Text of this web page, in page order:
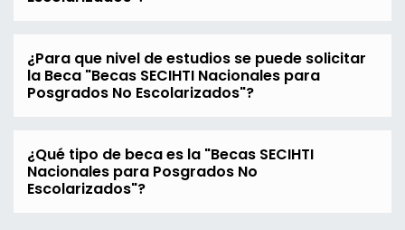
¿Para que nivel de estudios se puede solicitar
la Beca "Becas SECIHTI Nacionales para
Posgrados No Escolarizados"?
¿Qué tipo de beca es la "Becas SECIHTI
Nacionales para Posgrados No
Escolarizados"?